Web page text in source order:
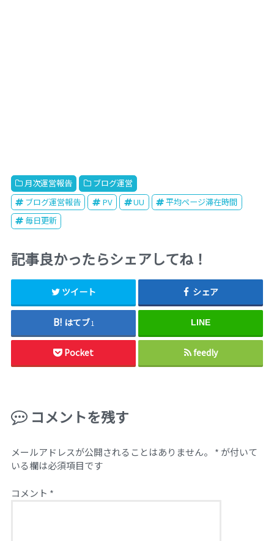
月次運営報告
ブログ運営
ブログ運営報告
PV UU
平均ページ滞在時間
毎日更新
記事良かったらシェアしてね！
ツイート シェア
はてブ1 LINE
Pocket feedly
コメントを残す
メールアドレスが公開されることはありません。 * が付いて
いる欄は必須項目です
コメント *